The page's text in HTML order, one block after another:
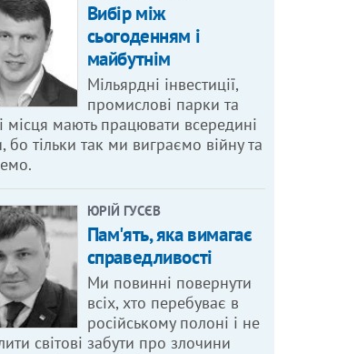
Вибір між
сьогоденням і
майбутнім
Мільярдні інвестиції,
промислові парки та
місця мають працювати всередині
бо тільки так ми виграємо війну та
ЮРІЙ ГУСЄВ
Пам'ять, яка вимагає
справедливості
Ми повинні повернути
всіх, хто перебуває в
російському полоні і не
світові забути про злочини